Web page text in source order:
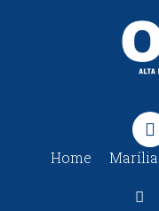
Home Marília